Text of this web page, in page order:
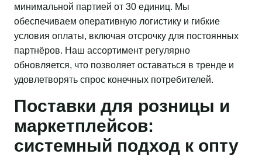
минимальной партией от 30 единиц. Мы
обеспечиваем оперативную логистику и гибкие
условия оплаты, включая отсрочку для постоянных
партнёров. Наш ассортимент регулярно
обновляется, что позволяет оставаться в тренде и
удовлетворять спрос конечных потребителей.
Поставки для розницы и
маркетплейсов:
системный подход к опту